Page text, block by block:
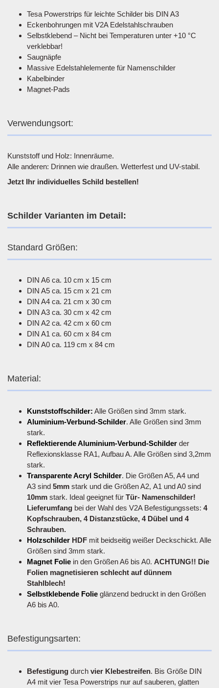
Tesa Powerstrips für leichte Schilder bis DIN A3
Eckenbohrungen mit V2A Edelstahlschrauben
Selbstklebend – Nicht bei Temperaturen unter +10 °C
verklebbar!
Saugnäpfe
Massive Edelstahlelemente für Namenschilder
Kabelbinder
Magnet-Pads
Verwendungsort:
Kunststoff und Holz: Innenräume.
Alle anderen: Drinnen wie draußen. Wetterfest und UV-stabil.
Jetzt Ihr individuelles Schild bestellen!
Schilder Varianten im Detail:
Standard Größen:
DIN A6 ca. 10 cm x 15 cm
DIN A5 ca. 15 cm x 21 cm
DIN A4 ca. 21 cm x 30 cm
DIN A3 ca. 30 cm x 42 cm
DIN A2 ca. 42 cm x 60 cm
DIN A1 ca. 60 cm x 84 cm
DIN A0 ca. 119 cm x 84 cm
Material:
Kunststoffschilder: Alle Größen sind 3mm stark.
Aluminium-Verbund-Schilder. Alle Größen sind 3mm
stark.
Reflektierende Aluminium-Verbund-Schilder der
Reflexionsklasse RA1, Aufbau A. Alle Größen sind 3,2mm
stark.
Transparente Acryl Schilder. Die Größen A5, A4 und
A3 sind 5mm stark und die Größen A2, A1 und A0 sind
10mm stark. Ideal geeignet für Tür- Namenschilder!
Lieferumfang bei der Wahl des V2A Befestigungssets: 4
Kopfschrauben, 4 Distanzstücke, 4 Dübel und 4
Schrauben.
Holzschilder HDF mit beidseitig weißer Deckschickt. Alle
Größen sind 3mm stark.
Magnet Folie in den Größen A6 bis A0. ACHTUNG!! Die
Folien magnetisieren schlecht auf dünnem
Stahlblech!
Selbstklebende Folie glänzend bedruckt in den Größen
A6 bis A0.
Befestigungsarten:
Befestigung durch vier Klebestreifen. Bis Größe DIN
A4 mit vier Tesa Powerstrips nur auf sauberen, glatten